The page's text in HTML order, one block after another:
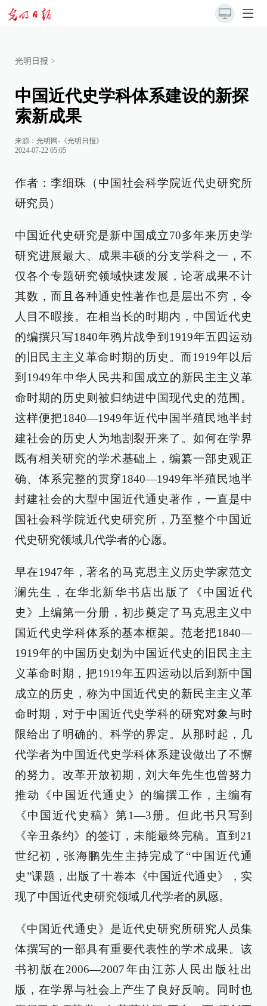
光明日报 >
中国近代史学科体系建设的新探
索新成果
来源： 光明网-《光明日报》
2024-07-22 05:05
作者：李细珠（中国社会科学院近代史研究所
研究员）
中国近代史研究是新中国成立70多年来历史学
研究进展最大、成果丰硕的分支学科之一，不
仅各个专题研究领域快速发展，论著成果不计
其数，而且各种通史性著作也是层出不穷，令
人目不暇接。在相当长的时期内，中国近代史
的编撰只写1840年鸦片战争到1919年五四运动
的旧民主主义革命时期的历史。而1919年以后
到1949年中华人民共和国成立的新民主主义革
命时期的历史则被归纳进中国现代史的范围。
这样便把1840—1949年近代中国半殖民地半封
建社会的历史人为地割裂开来了。如何在学界
既有相关研究的学术基础上，编纂一部史观正
确、体系完整的贯穿1840—1949年半殖民地半
封建社会的大型中国近代通史著作，一直是中
国社会科学院近代史研究所，乃至整个中国近
代史研究领域几代学者的心愿。
早在1947年，著名的马克思主义历史学家范文
澜先生，在华北新华书店出版了《中国近代
史》上编第一分册，初步奠定了马克思主义中
国近代史学科体系的基本框架。范老把1840—
1919年的中国历史划为中国近代史的旧民主主
义革命时期，把1919年五四运动以后到新中国
成立的历史，称为中国近代史的新民主主义革
命时期，对于中国近代史学科的研究对象与时
限给出了明确的、科学的界定。从那时起，几
代学者为中国近代史学科体系建设做出了不懈
的努力。改革开放初期，刘大年先生也曾努力
推动《中国近代通史》的编撰工作，主编有
《中国近代史稿》第1—3册。但此书只写到
《辛丑条约》的签订，未能最终完稿。直到21
世纪初，张海鹏先生主持完成了“中国近代通
史”课题，出版了十卷本《中国近代通史》，实
现了中国近代史研究领域几代学者的夙愿。
《中国近代通史》是近代史研究所研究人员集
体撰写的一部具有重要代表性的学术成果。该
书初版在2006—2007年由江苏人民出版社出
版，在学界与社会上产生了良好反响。同时也